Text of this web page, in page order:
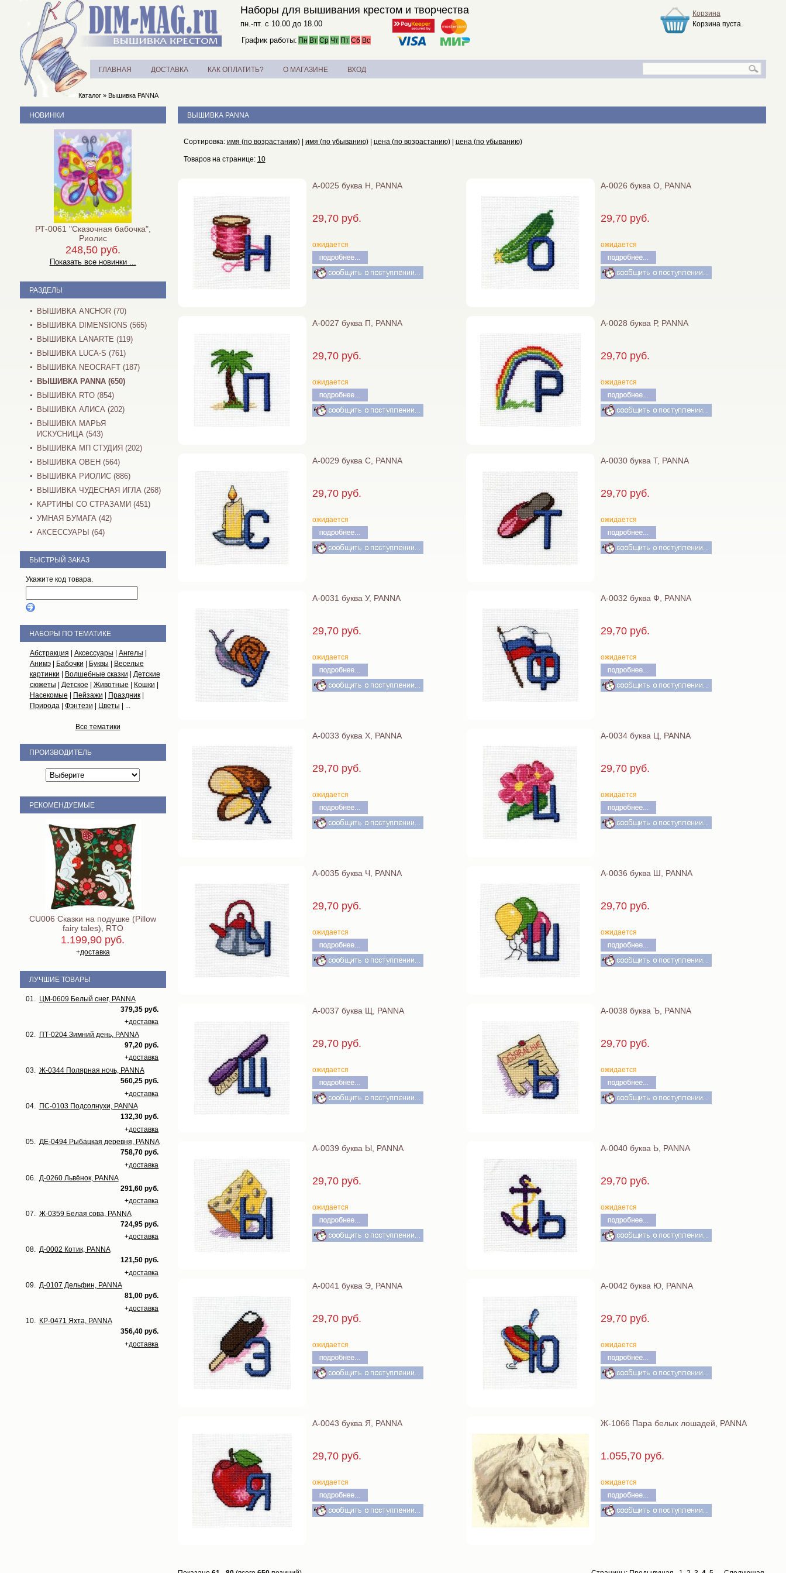
Наборы для вышивания крестом и творчества
пн.-пт. с 10.00 до 18.00
График работы: Пн Вт Ср Чт Пт Сб Вс
Корзина
Корзина пуста.
ГЛАВНАЯ ДОСТАВКА КАК ОПЛАТИТЬ? О МАГАЗИНЕ ВХОД
Каталог» Вышивка PANNA
ВЫШИВКА PANNA
Сортировка: имя (по возрастанию)| имя (по убыванию)| цена (по возрастанию)| цена (по убыванию)
Товаров на странице: 10
А-0025 буква Н, PANNA
29,70 руб.
ожидается
А-0026 буква О, PANNA
29,70 руб.
ожидается
А-0027 буква П, PANNA
29,70 руб.
ожидается
А-0028 буква Р, PANNA
29,70 руб.
ожидается
А-0029 буква С, PANNA
29,70 руб.
ожидается
А-0030 буква Т, PANNA
29,70 руб.
ожидается
А-0031 буква У, PANNA
29,70 руб.
ожидается
А-0032 буква Ф, PANNA
29,70 руб.
ожидается
А-0033 буква Х, PANNA
29,70 руб.
ожидается
А-0034 буква Ц, PANNA
29,70 руб.
ожидается
А-0035 буква Ч, PANNA
29,70 руб.
ожидается
А-0036 буква Ш, PANNA
29,70 руб.
ожидается
А-0037 буква Щ, PANNA
29,70 руб.
ожидается
А-0038 буква Ъ, PANNA
29,70 руб.
ожидается
А-0039 буква Ы, PANNA
29,70 руб.
ожидается
А-0040 буква Ь, PANNA
29,70 руб.
ожидается
А-0041 буква Э, PANNA
29,70 руб.
ожидается
А-0042 буква Ю, PANNA
29,70 руб.
ожидается
А-0043 буква Я, PANNA
29,70 руб.
ожидается
Ж-1066 Пара белых лошадей, PANNA
1.055,70 руб.
ожидается
НОВИНКИ
РТ-0061 "Сказочная бабочка",
Риолис
248,50 руб.
Показать все новинки ...
РАЗДЕЛЫ
ВЫШИВКА ANCHOR (70)
ВЫШИВКА DIMENSIONS (565)
ВЫШИВКА LANARTE (119)
ВЫШИВКА LUCA-S (761)
ВЫШИВКА NEOCRAFT (187)
ВЫШИВКА PANNA (650)
ВЫШИВКА RTO (854)
ВЫШИВКА АЛИСА (202)
ВЫШИВКА МАРЬЯ
ИСКУСНИЦА (543)
ВЫШИВКА МП СТУДИЯ (202)
ВЫШИВКА ОВЕН (564)
ВЫШИВКА РИОЛИС (886)
ВЫШИВКА ЧУДЕСНАЯ ИГЛА (268)
КАРТИНЫ СО СТРАЗАМИ (451)
УМНАЯ БУМАГА (42)
АКСЕССУАРЫ (64)
БЫСТРЫЙ ЗАКАЗ
Укажите код товара.
НАБОРЫ ПО ТЕМАТИКЕ
Абстракция Аксессуары Ангелы
Анимэ| Бабочки Буквы
Веселые
картинки
Волшебные сказки
Детские
сюжеты
Детское Животные Кошки
Насекомые
Пейзажи Праздник|
Природа| Фэнтези Цветы | ...
Все тематики
ПРОИЗВОДИТЕЛЬ
РЕКОМЕНДУЕМЫЕ
CU006 Сказки на подушке (Pillow
fairy tales), RTO
1.199,90 руб.
+доставка
ЛУЧШИЕ ТОВАРЫ
01.
ЦМ-0609 Белый снег, PANNA
379,35 руб.
+доставка
02. ПТ-0204 Зимний день, PANNA
97,20 руб.
+доставка
03. Ж-0344 Полярная ночь, PANNA
560,25 руб.
+доставка
04. ПС-0103 Подсолнухи, PANNA
132,30 руб.
+доставка
05. ДЕ-0494 Рыбацкая деревня, PANNA
758,70 руб.
+доставка
06.
Д-0260 Львёнок, PANNA
291,60 руб.
+доставка
07. Ж-0359 Белая сова, PANNA
724,95 руб.
+доставка
08. Д-0002 Котик, PANNA
121,50 руб.
+доставка
09. Д-0107 Дельфин, PANNA
81,00 руб.
+доставка
10. КР-0471 Яхта, PANNA
356,40 руб.
+доставка